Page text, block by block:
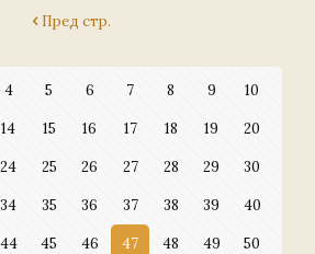
Пред стр.
4 5 6 7 8 9 10
14 15 16 17 18 19 20
24 25 26 27 28 29 30
34 35 36 37 38 39 40
44 45 46 47 48 49 50